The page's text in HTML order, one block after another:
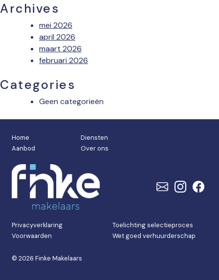
Archives
mei 2026
april 2026
maart 2026
februari 2026
Categories
Geen categorieën
© 2026 Finke Makelaars
Privacyverklaring
Voorwaarden
Toelichting selectieproces
Wet goed verhuurderschap
Home
Aanbod
Diensten
Over ons